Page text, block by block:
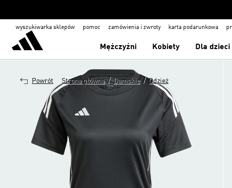
wyszukiwarka sklepów pomoc zamówienia i zwroty karta podarunkowa
Mężczyźni Kobiety Dla dzieci
Powrót Strona główna / Damskie / Odzież